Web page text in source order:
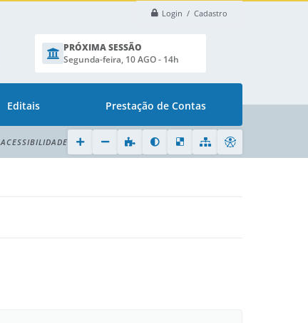
Login / Cadastro
PRÓXIMA SESSÃO
Segunda-feira, 10 AGO - 14h
Editais Prestação de Contas
ACESSIBILIDADE